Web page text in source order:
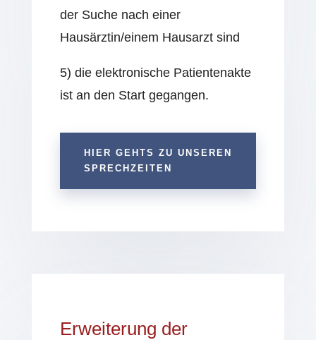
der Suche nach einer
Hausärztin/einem Hausarzt sind
5) die elektronische Patientenakte
ist an den Start gegangen.
HIER GEHTS ZU UNSEREN
SPRECHZEITEN
Erweiterung der